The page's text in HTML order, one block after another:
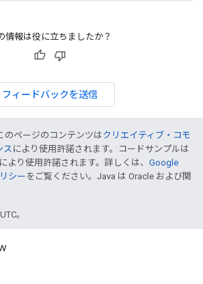
情報は役に立ちましたか？
フィードバックを送信
のページのコンテンツはクリエイティブ・コモ
ス により使用許諾されます。コードサンプルは
により使用許諾されます。詳しくは、 Google
シー をご覧ください。Java は Oracle および関
。